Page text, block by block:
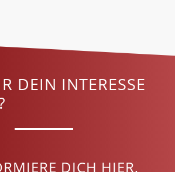
DEIN INTERESSE
DICH HIER,